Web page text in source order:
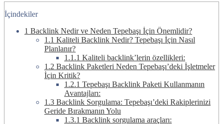
İçindekiler
1 Backlink Nedir ve Neden Tepebaşı İçin Önemlidir?
1.1 Kaliteli Backlink Nedir? Tepebaşı İçin Nasıl
Planlanır?
1.1.1 Kaliteli backlink’lerin özellikleri:
1.2 Backlink Paketleri Neden Tepebaşı’deki İşletmeler
İçin Kritik?
1.2.1 Tepebaşı Backlink Paketi Kullanmanın
Avantajları:
1.3 Backlink Sorgulama: Tepebaşı’deki Rakiplerinizi
Geride Bırakmanın Yolu
1.3.1 Backlink sorgulama araçları: